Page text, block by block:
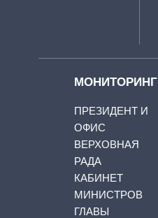
МОНИТОРИНГ
ПРЕЗИДЕНТ И
ОФИС
ВЕРХОВНАЯ
РАДА
КАБИНЕТ
МИНИСТРОВ
ГЛАВЫ